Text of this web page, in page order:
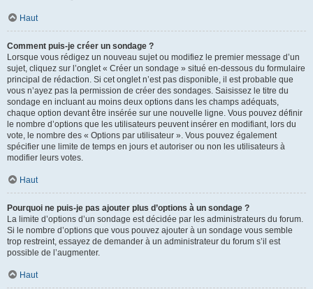
Haut
Comment puis-je créer un sondage ?
Lorsque vous rédigez un nouveau sujet ou modifiez le premier message d’un
sujet, cliquez sur l’onglet « Créer un sondage » situé en-dessous du formulaire
principal de rédaction. Si cet onglet n’est pas disponible, il est probable que
vous n’ayez pas la permission de créer des sondages. Saisissez le titre du
sondage en incluant au moins deux options dans les champs adéquats,
chaque option devant être insérée sur une nouvelle ligne. Vous pouvez définir
le nombre d’options que les utilisateurs peuvent insérer en modifiant, lors du
vote, le nombre des « Options par utilisateur ». Vous pouvez également
spécifier une limite de temps en jours et autoriser ou non les utilisateurs à
modifier leurs votes.
Haut
Pourquoi ne puis-je pas ajouter plus d’options à un sondage ?
La limite d’options d’un sondage est décidée par les administrateurs du forum.
Si le nombre d’options que vous pouvez ajouter à un sondage vous semble
trop restreint, essayez de demander à un administrateur du forum s’il est
possible de l’augmenter.
Haut